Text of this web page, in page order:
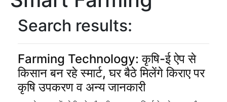
Search results:
Farming Technology: कृषि-ई ऐप से
किसान बन रहे स्मार्ट, घर बैठे मिलेंगे किराए पर
कृषि उपकरण व अन्य जानकारी